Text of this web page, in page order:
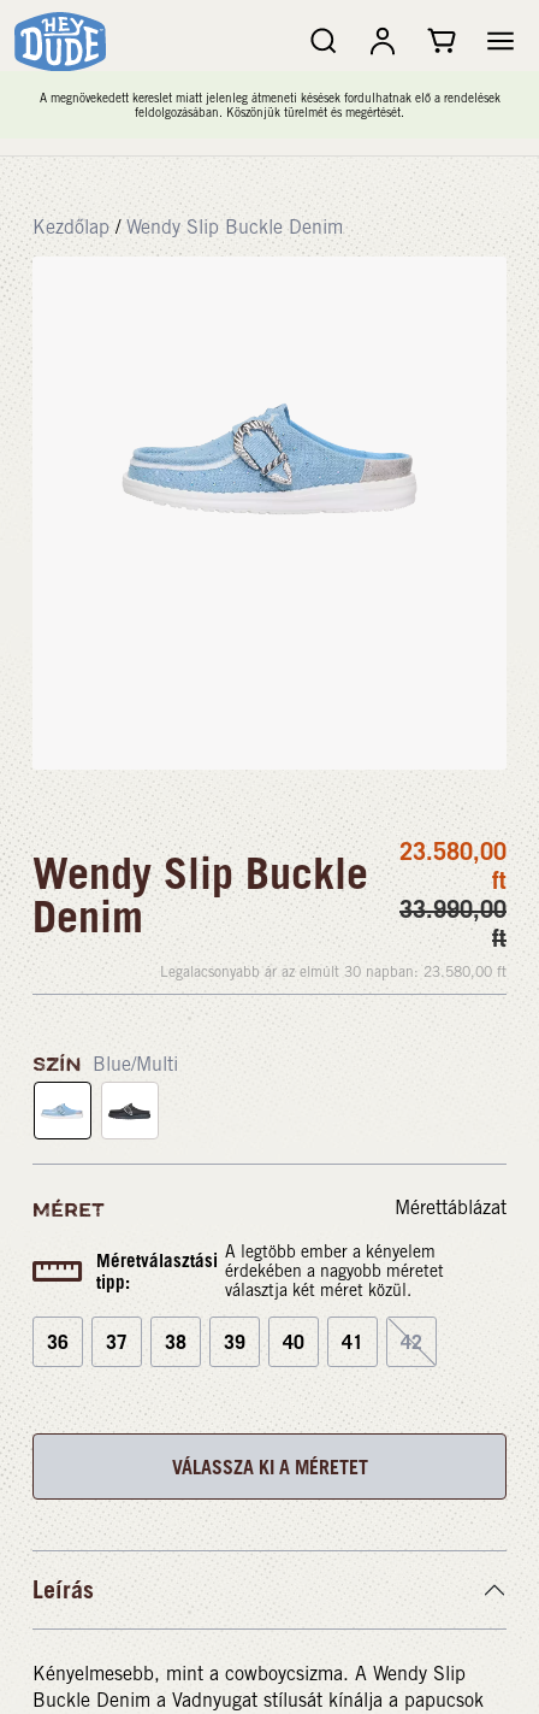
A megnövekedett kereslet miatt jelenleg átmeneti késések fordulhatnak elő a rendelések
feldolgozásában. Köszönjük türelmét és megértését.
Kezdőlap / Wendy Slip Buckle Denim
Wendy Slip Buckle
Denim
23.580,00
ft
33.990,00
ft
Legalacsonyabb ár az elmúlt 30 napban:23.580,00 ft
SZÍN Blue/Multi
MÉRET Mérettáblázat
Méretválasztási
tipp:
A legtöbb ember a kényelem
érdekében a nagyobb méretet
választja két méret közül.
36 37 38 39 40 41 42
VÁLASSZA KI A MÉRETET
Leírás
Kényelmesebb, mint a cowboycsizma. A Wendy Slip
Buckle Denim a Vadnyugat stílusát kínálja a papucsok